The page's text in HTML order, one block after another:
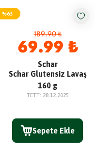
%63
189.90 ₺
69.99 ₺
Schar
Schar Glutensiz Lavaş
160 g
TETT: 28.12.2025
Sepete Ekle